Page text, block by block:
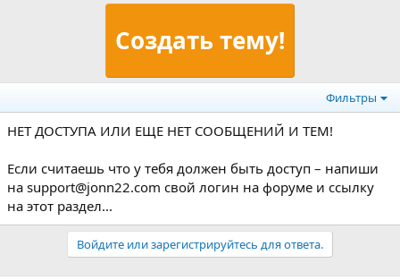
Создать тему!
Фильтры
НЕТ ДОСТУПА ИЛИ ЕЩЕ НЕТ СООБЩЕНИЙ И ТЕМ!
Если считаешь что у тебя должен быть доступ – напиши
на support@jonn22.com свой логин на форуме и ссылку
на этот раздел...
Войдите или зарегистрируйтесь для ответа.